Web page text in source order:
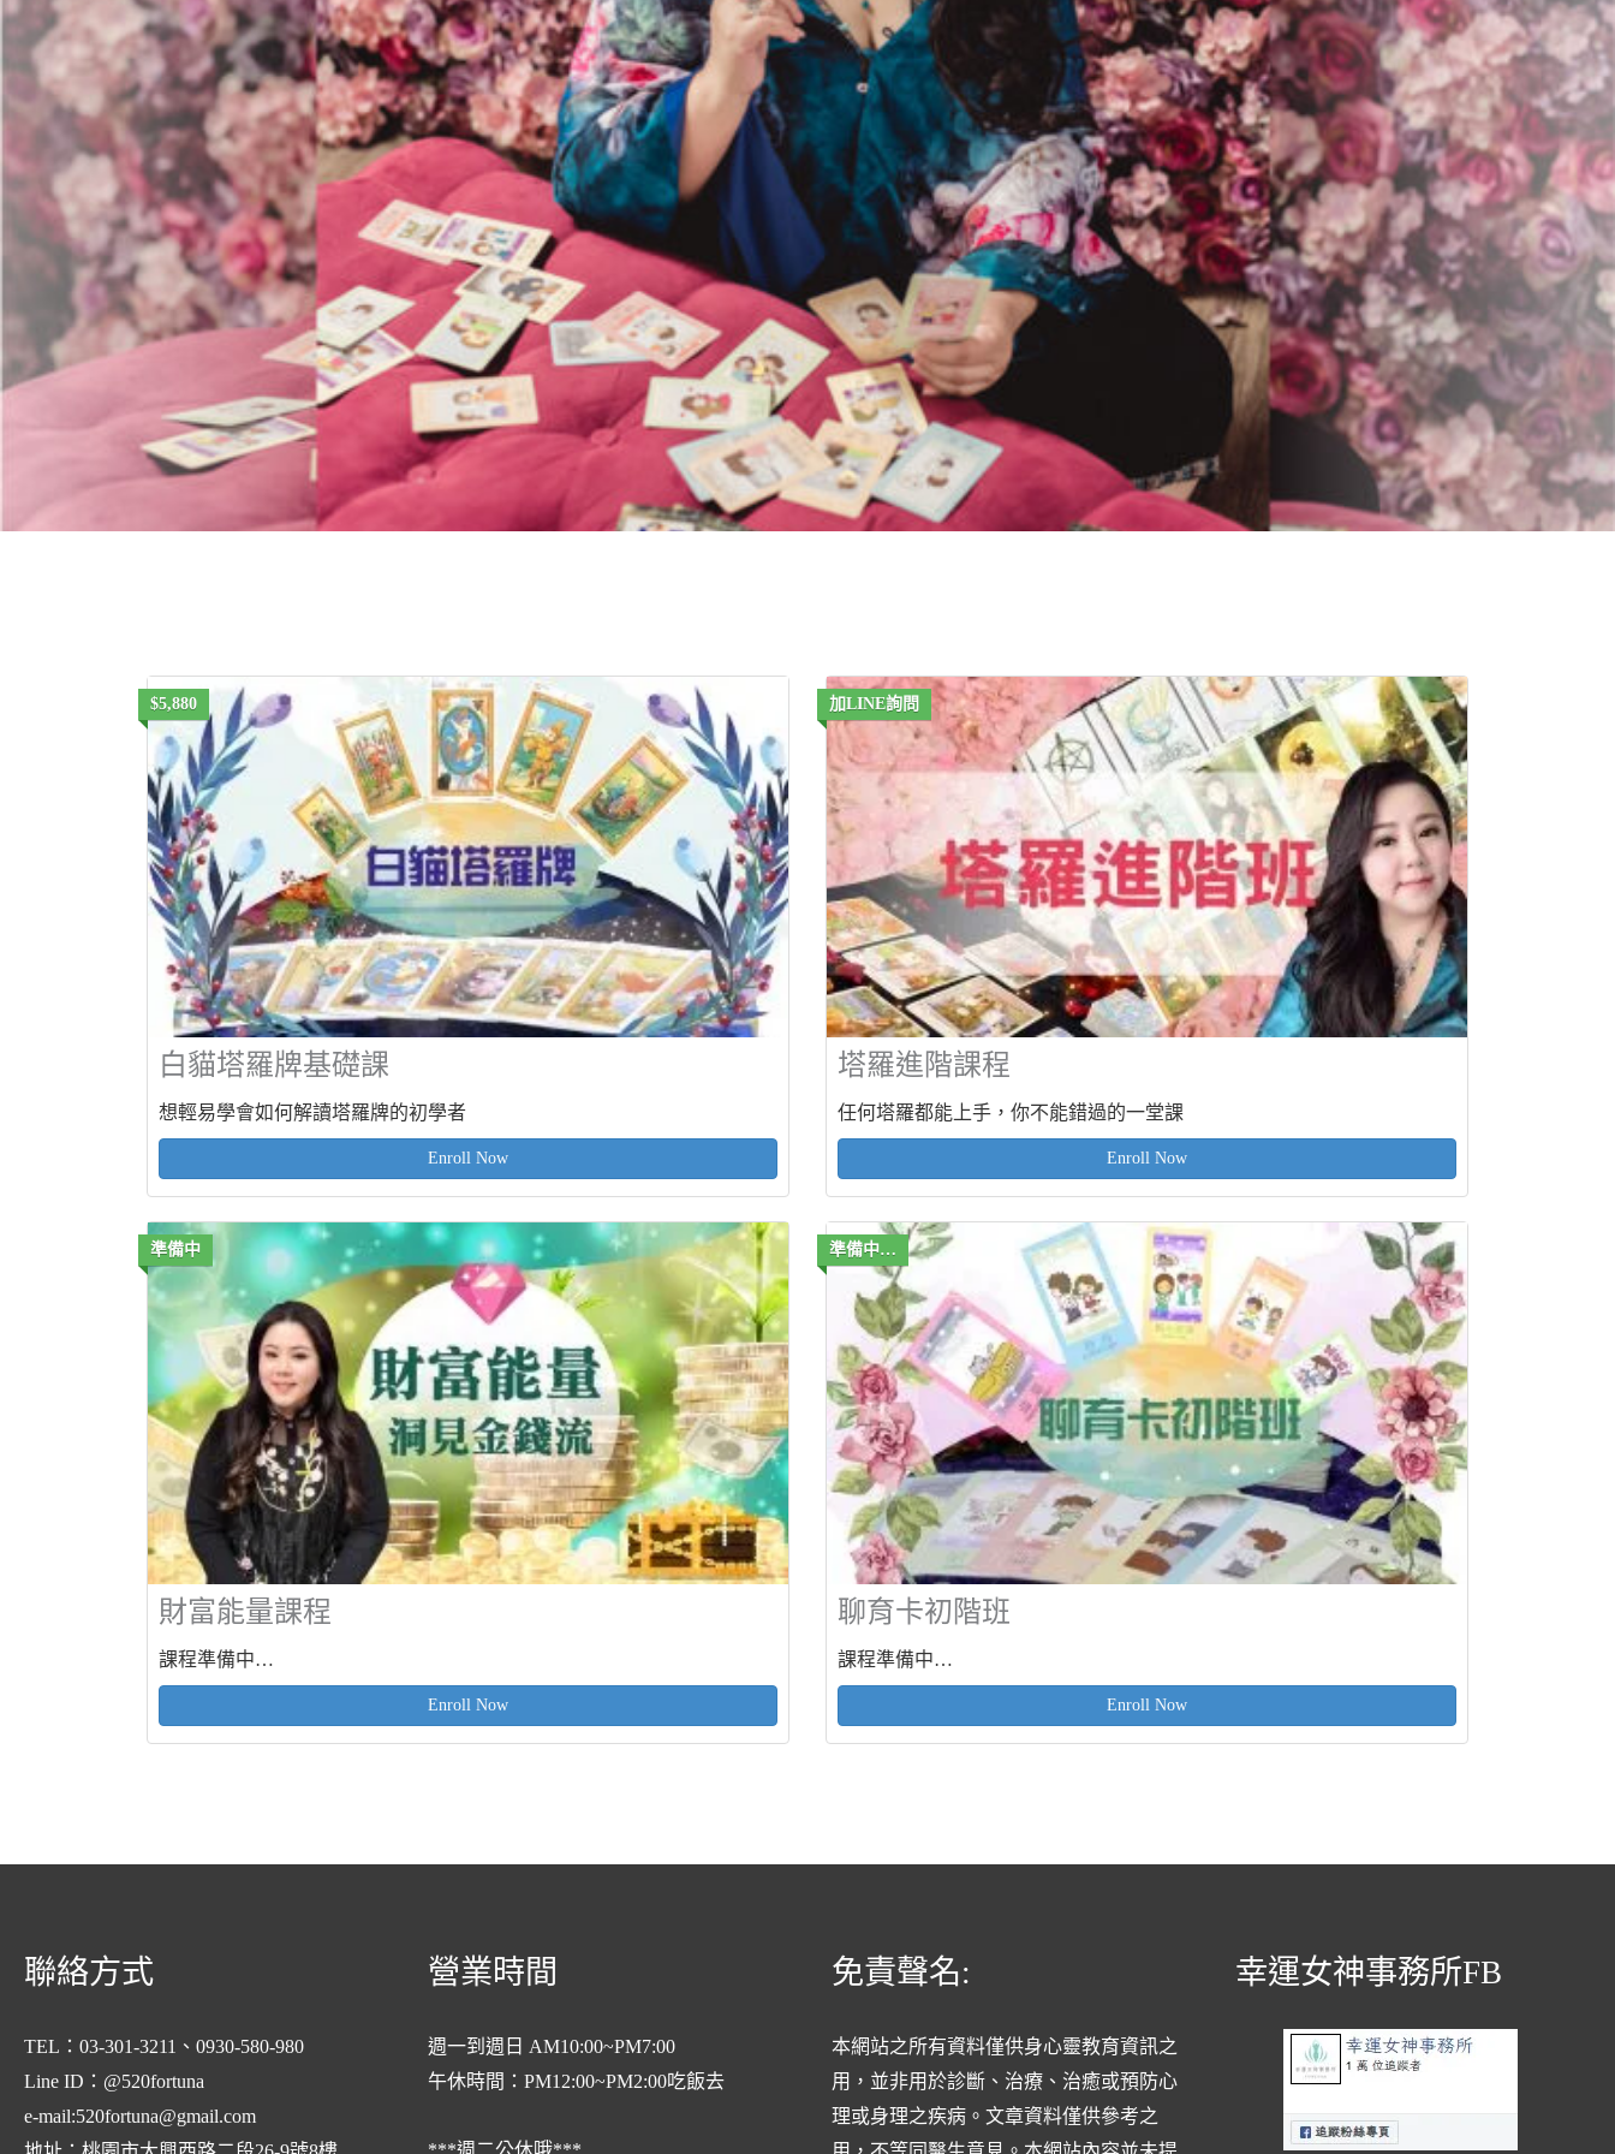
$5,880
白貓塔羅牌基礎課
想輕易學會如何解讀塔羅牌的初學者
Enroll Now
加LINE詢問
塔羅進階課程
任何塔羅都能上手，你不能錯過的一堂課
Enroll Now
準備中
財富能量課程
課程準備中…
Enroll Now
準備中…
聊育卡初階班
課程準備中…
Enroll Now
聯絡方式
TEL：03-301-3211、0930-580-980
Line ID：@520fortuna
e-mail:520fortuna@gmail.com
營業時間
週一到週日 AM10:00~PM7:00
午休時間：PM12:00~PM2:00吃飯去
***週二公休哦***
免責聲名:
本網站之所有資料僅供身心靈教育資訊之
用，並非用於診斷、治療、治癒或預防心
理或身理之疾病。文章資料僅供參考之
幸運女神事務所FB